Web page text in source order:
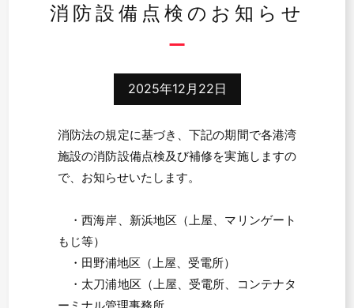
消防設備点検のお知らせ
2025年12月22日
消防法の規定に基づき、下記の期間で各港湾
施設の消防設備点検及び補修を実施しますの
で、お知らせいたします。
・西海岸、新浜地区（上屋、マリンゲート
もじ等）
・田野浦地区（上屋、受電所）
・太刀浦地区（上屋、受電所、コンテナタ
ーミナル管理事務所、